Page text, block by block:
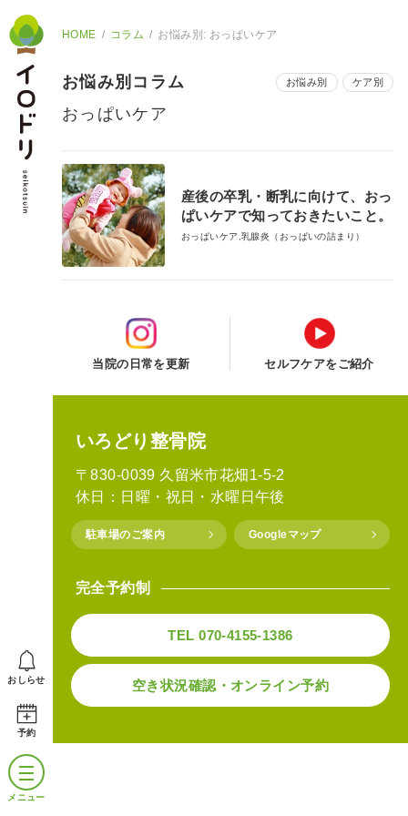
おしらせ
予約
HOME コラム お悩み別: おっぱいケア
お悩み別コラム
おっぱいケア
お悩み別 ケア別
産後の卒乳・断乳に向けて、おっ
ぱいケアで知っておきたいこと。
おっぱいケア,乳腺炎（おっぱいの詰まり）
当院の日常を更新 セルフケアをご紹介
いろどり整骨院
〒830-0039 久留米市花畑1-5-2
休日：日曜・祝日・水曜日午後
駐車場のご案内 Googleマップ
完全予約制
TEL 070-4155-1386
空き状況確認・オンライン予約